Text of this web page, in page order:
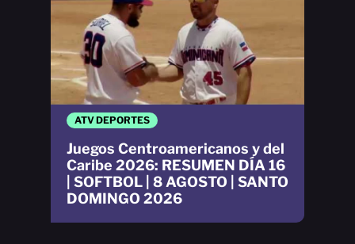
ATV DEPORTES
Juegos Centroamericanos y del
Caribe 2026: RESUMEN DÍA 16
| SOFTBOL | 8 AGOSTO | SANTO
DOMINGO 2026